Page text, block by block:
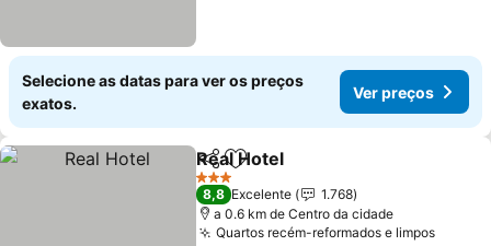
Selecione as datas para ver os preços
exatos.
Ver preços
PartilharAdicionar aos favoritos
Real Hotel
3 Estrelas
8,8 Excelente
1.768
a 0.6 km de Centro da cidade
Quartos recém-reformados e limpos